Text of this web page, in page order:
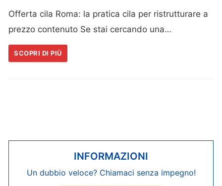
Offerta cila Roma: la pratica cila per ristrutturare a
prezzo contenuto Se stai cercando una…
SCOPRI DI PIÙ
INFORMAZIONI
Un dubbio veloce? Chiamaci senza impegno!